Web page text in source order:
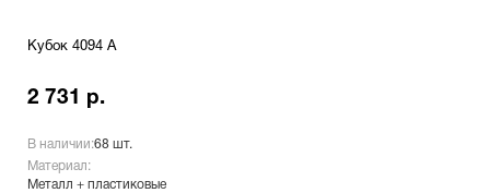
Кубок 4094 A
2 731 р.
В наличии:68 шт.
Материал:
Металл + пластиковые